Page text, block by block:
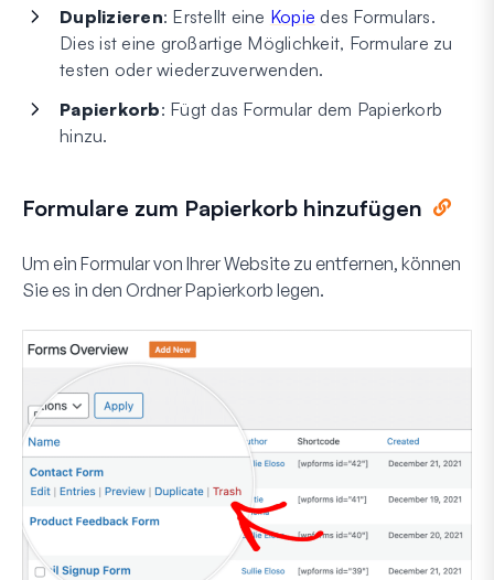
Duplizieren: Erstellt eine Kopie des Formulars.
Dies ist eine großartige Möglichkeit, Formulare zu
testen oder wiederzuverwenden.
Papierkorb: Fügt das Formular dem Papierkorb
hinzu.
Formulare zum Papierkorb hinzufügen
Um ein Formular von Ihrer Website zu entfernen, können
Sie es in den OrdnerPapierkorb legen.